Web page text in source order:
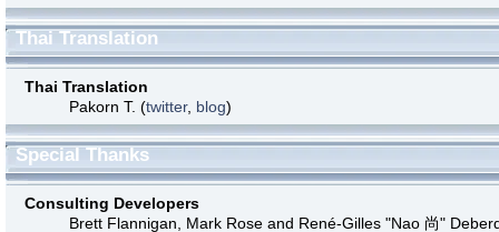
Thai Translation
Thai Translation
Pakorn T. (twitter, blog)
Special Thanks
Consulting Developers
Brett Flannigan, Mark Rose and René-Gilles "Nao 尚"